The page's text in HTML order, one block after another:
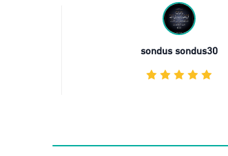
Azizah ESSA